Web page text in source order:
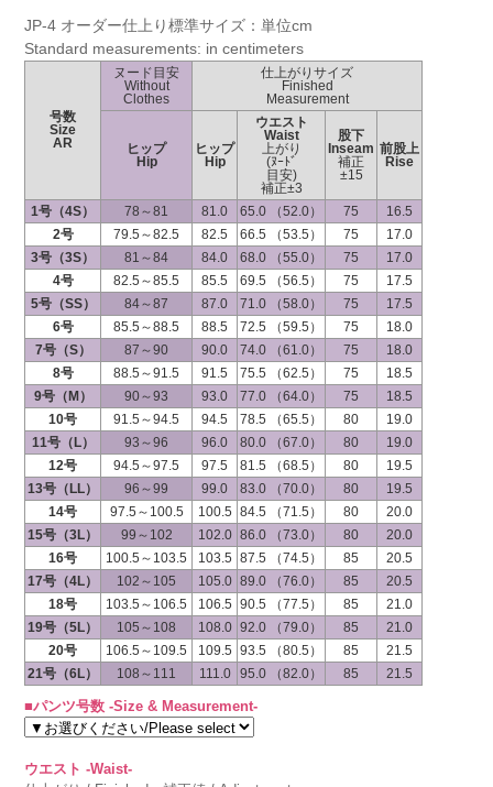
JP-4 オーダー仕上り標準サイズ：単位cm
Standard measurements: in centimeters
号数
Size
AR
ヌード目安
Without
Clothes
仕上がりサイズ
Finished
Measurement
ヒップ
Hip
ヒップ
Hip
ウエスト
Waist
上がり
(ﾇｰﾄﾞ
目安)
補正±3
股下
Inseam
補正
±15
前股上
Rise
1号（4S） 78～81 81.0 65.0 （52.0） 75
16.5
2号
79.5～82.5 82.5 66.5 （53.5） 75
17.0
3号（3S）
81～84 84.0 68.0 （55.0） 75
17.0
4号
82.5～85.5 85.5 69.5 （56.5） 75
17.5
5号（SS）
84～87 87.0 71.0 （58.0） 75
17.5
6号
85.5～88.5 88.5 72.5 （59.5） 75
18.0
7号（S）
87～90 90.0 74.0 （61.0） 75
18.0
8号
88.5～91.5 91.5 75.5 （62.5） 75
18.5
9号（M）
90～93 93.0 77.0 （64.0） 75
18.5
10号
91.5～94.5 94.5 78.5 （65.5） 80
19.0
11号（L）
93～96 96.0 80.0 （67.0） 80
19.0
12号
94.5～97.5 97.5 81.5 （68.5） 80
19.5
13号（LL）
96～99 99.0 83.0 （70.0） 80
19.5
14号
97.5～100.5 100.5 84.5 （71.5） 80
20.0
15号（3L）
99～102 102.0 86.0 （73.0） 80
20.0
16号
100.5～103.5 103.5 87.5 （74.5） 85
20.5
17号（4L）
102～105 105.0 89.0 （76.0） 85
20.5
18号
103.5～106.5 106.5 90.5 （77.5） 85
21.0
19号（5L）
105～108 108.0 92.0 （79.0） 85
21.0
20号
106.5～109.5 109.5 93.5 （80.5） 85
21.5
21号（6L）
108～111 111.0 95.0 （82.0） 85 21.5
■パンツ号数 -Size & Measurement-
ウエスト -Waist-